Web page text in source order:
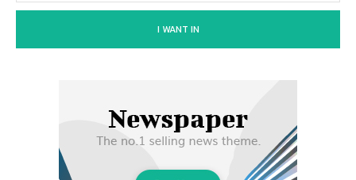
I WANT IN